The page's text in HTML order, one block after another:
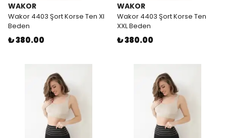
WAKOR
Wakor 4403 Şort Korse Ten Xl
Beden
₺ 380.00
WAKOR
Wakor 4403 Şort Korse Ten
XXL Beden
₺ 380.00